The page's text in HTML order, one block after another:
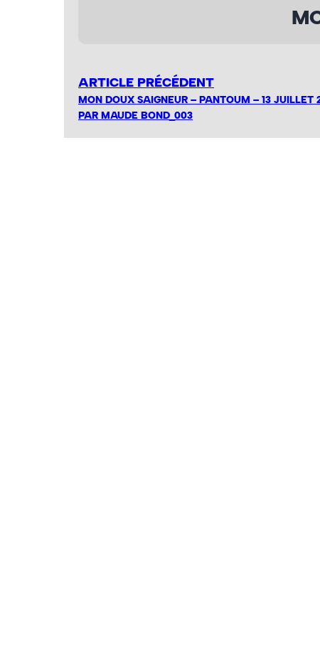
ARTICLE PRÉCÉDENT
MON DOUX SAIGNEUR – PANTOUM – 13 JUILLET
PAR MAUDE BOND_003